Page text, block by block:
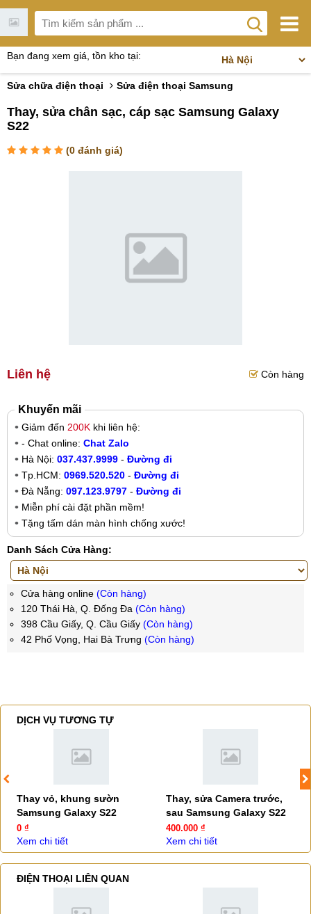
Bạn đang xem giá, tồn kho tại:
Sửa chữa điện thoại Sửa điện thoại Samsung
Thay, sửa chân sạc, cáp sạc Samsung Galaxy
S22
(0 đánh giá)
Liên hệ Còn hàng
Khuyến mãi
Giảm đến 200K khi liên hệ:
- Chat online: Chat Zalo
Hà Nội: 037.437.9999 - Đường đi
Tp.HCM: 0969.520.520 - Đường đi
Đà Nẵng: 097.123.9797 - Đường đi
Miễn phí cài đặt phần mềm!
Tặng tấm dán màn hình chống xước!
Danh Sách Cửa Hàng:
Cửa hàng online (Còn hàng)
120 Thái Hà, Q. Đống Đa (Còn hàng)
398 Cầu Giấy, Q. Cầu Giấy (Còn hàng)
42 Phố Vọng, Hai Bà Trưng (Còn hàng)
DỊCH VỤ TƯƠNG TỰ
Thay vỏ, khung sườn
Samsung Galaxy S22
0 ₫
Xem chi tiết
Thay, sửa Camera trước,
sau Samsung Galaxy S22
400.000 ₫
Xem chi tiết
ĐIỆN THOẠI LIÊN QUAN